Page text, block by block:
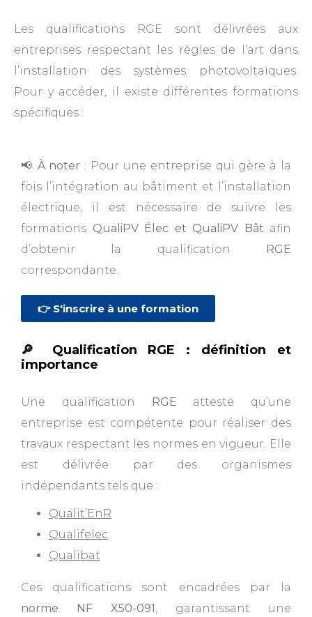
Les qualifications RGE sont délivrées aux
entreprises respectant les règles de l’art dans
l’installation des systèmes photovoltaïques.
Pour y accéder, il existe différentes formations
spécifiques :
📢 À noter : Pour une entreprise qui gère à la
fois l’intégration au bâtiment et l’installation
électrique, il est nécessaire de suivre les
formations QualiPV Élec et QualiPV Bât afin
d’obtenir la qualification RGE
correspondante.
👉 S'inscrire à une formation
🔎 Qualification RGE : définition et
importance
Une qualification RGE atteste qu’une
entreprise est compétente pour réaliser des
travaux respectant les normes en vigueur. Elle
est délivrée par des organismes
indépendants tels que :
Qualit’EnR
Qualifelec
Qualibat
Ces qualifications sont encadrées par la
norme NF X50-091
, garantissant une